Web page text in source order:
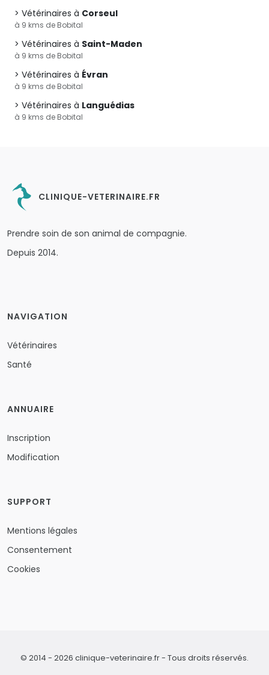
Vétérinaires à Corseul
à 9 kms de Bobital
Vétérinaires à Saint-Maden
à 9 kms de Bobital
Vétérinaires à Évran
à 9 kms de Bobital
Vétérinaires à Languédias
à 9 kms de Bobital
CLINIQUE-VETERINAIRE.FR
Prendre soin de son animal de compagnie.
Depuis 2014.
NAVIGATION
Vétérinaires
Santé
ANNUAIRE
Inscription
Modification
SUPPORT
Mentions légales
Consentement
Cookies
© 2014 - 2026 clinique-veterinaire.fr - Tous droits réservés.